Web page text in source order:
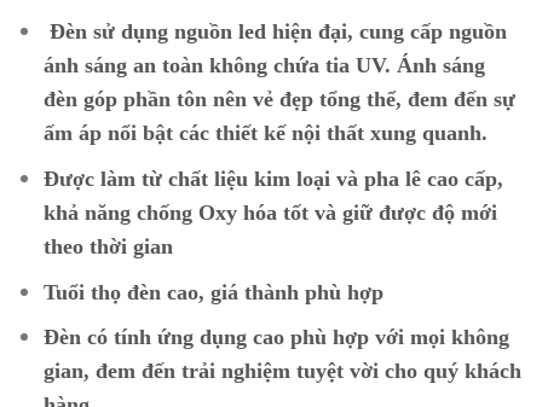
Đèn sử dụng nguồn led hiện đại, cung cấp nguồn
ánh sáng an toàn không chứa tia UV. Ánh sáng
đèn góp phần tôn nên vẻ đẹp tổng thể, đem đến sự
ấm áp nổi bật các thiết kế nội thất xung quanh.
Được làm từ chất liệu kim loại và pha lê cao cấp,
khả năng chống Oxy hóa tốt và giữ được độ mới
theo thời gian
Tuổi thọ đèn cao, giá thành phù hợp
Đèn có tính ứng dụng cao phù hợp với mọi không
gian, đem đến trải nghiệm tuyệt vời cho quý khách